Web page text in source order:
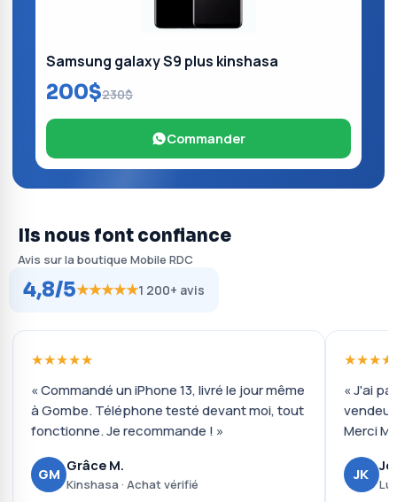
Samsung galaxy S9 plus kinshasa
200$230$
Commander
Ils nous font confiance
Avis sur la boutique Mobile RDC
4,8/5★★★★★1 200+ avis
★★★★★
« Commandé un iPhone 13, livré le jour même
à Gombe. Téléphone testé devant moi, tout
fonctionne. Je recommande ! »
GM Grâce M.
Kinshasa · Achat vérifié
« J'ai
Merci
JK